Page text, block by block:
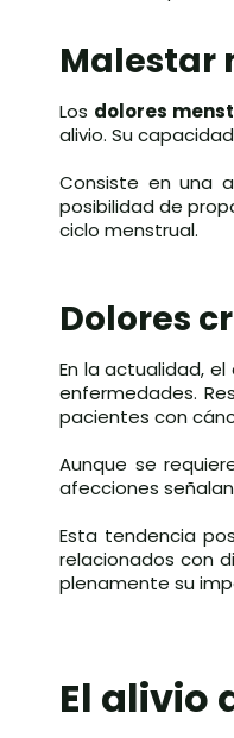
Malestar
Los dolores
alivio. Su
Consiste en una
posibilidad de
ciclo menstrual.
Dolores
En la actualidad,
enfermedades.
pacientes con
Aunque se
afecciones señalan
Esta tendencia
relacionados con
plenamente su
El alivio